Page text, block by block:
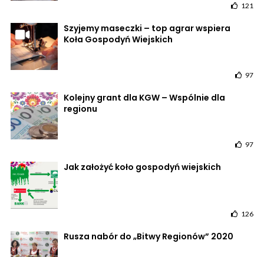
121
Szyjemy maseczki – top agrar wspiera
Koła Gospodyń Wiejskich
97
Kolejny grant dla KGW – Wspólnie dla
regionu
97
Jak założyć koło gospodyń wiejskich
126
Rusza nabór do „Bitwy Regionów” 2020